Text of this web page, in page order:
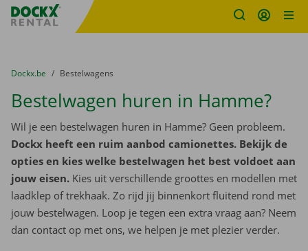
Fratello DEMO
U bevindt zich hier:
van
Dockx.be naar
Bestelwagens
Bestelwagen huren in Hamme?
Wil je een bestelwagen huren in Hamme? Geen probleem.
Dockx heeft een ruim aanbod camionettes. Bekijk de
opties en kies welke bestelwagen het best voldoet aan
jouw eisen. Kies uit verschillende groottes en modellen met
laadklep of trekhaak. Zo rijd jij binnenkort fluitend rond met
jouw bestelwagen. Loop je tegen een extra vraag aan? Neem
dan contact op met ons, we helpen je met plezier verder.